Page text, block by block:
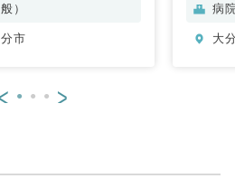
）
市
病
大
< >